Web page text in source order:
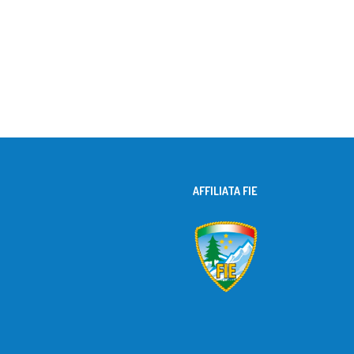
AFFILIATA FIE